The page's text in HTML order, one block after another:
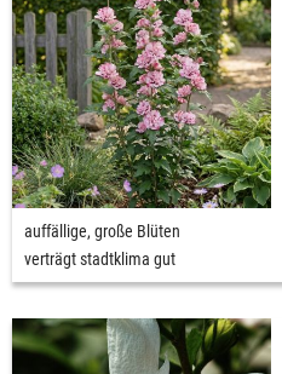
auffällige, große Blüten
verträgt stadtklima gut